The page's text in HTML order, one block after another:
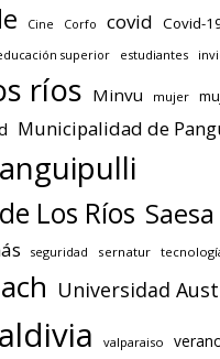
Cine Corfo covid Covid-
superior estudiantes
ríos Minvu mujer
Municipalidad de
Los Ríos Saesa
seguridad sernatur
Universidad
valparaiso